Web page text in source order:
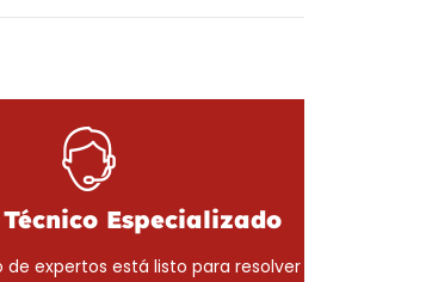
Especializado
de expertos está listo para resolver